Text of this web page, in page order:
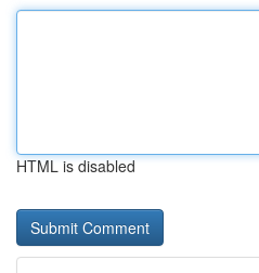
HTML is disabled